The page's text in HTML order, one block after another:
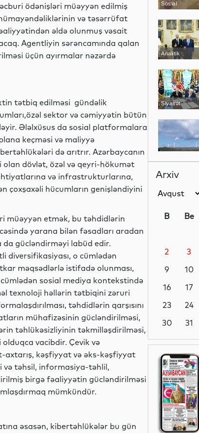
ödənişləri müəyyən edilmiş
və təsərrüfat
əldə olunmuş vəsait
Agentliyin sərəncamında qalan
üçün ayırmalar nəzərdə
tətbiq edilməsi gündəlik
sektor və cəmiyyətin bütün
Ələlxüsus da sosial platformalara
keçməsi və maliyyə
də arıtrır. Azərbaycanın
dövlət, özəl və qeyri-hökumət
və infrastrukturlarına,
çoxşaxəli hücumların genişləndiyini
müəyyən etmək, bu təhdidlərin
yarana bilən fəsadları aradan
da gücləndirməyi labüd edir.
diversifikasiyası, o cümlədən
məqsədlərlə istifadə olunması,
sosial mediya kontekstində
texnoloji həllərin tətbiqini zəruri
təhdidlərin qarşısını
mühafizəsinin gücləndirilməsi,
təhlükəsizliyinin təkmilləşdirilməsi,
vacibdir. Çevik və
axtarış, kəşfiyyat və əks-kəşfiyyat
və təhsil, informasiya-təhlil,
birgə fəaliyyətin gücləndirilməsi
mümkündür.
əsasən, kibertəhlükələr bu gün
Sosial
Analitik
Siyasət
Dünya
Dünya
Elm
Dünya
Siyasət
Arxiv
B Be
2
3
9
10
16
17
23
24
30
31